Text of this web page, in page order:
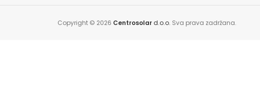
Copyright © 2026 Centrosolar d.o.o. Sva prava zadržana.